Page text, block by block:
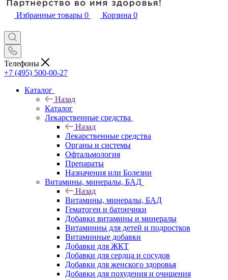
Избранные товары 0 Корзина 0
Телефоны
+7 (495) 500-00-27
Каталог
Назад
Каталог
Лекарственные средства
Назад
Лекарственные средства
Органы и системы
Офтальмология
Препараты
Назначения или Болезни
Витамины, минералы, БАД
Назад
Витамины, минералы, БАД
Гематоген и батончики
Добавки витамины и минералы
Витаминны для детей и подростков
Витаминные добавки
Добавки для ЖКТ
Добавки для сердца и сосудов
Добавки для женского здоровья
Добавки для похудения и очищения